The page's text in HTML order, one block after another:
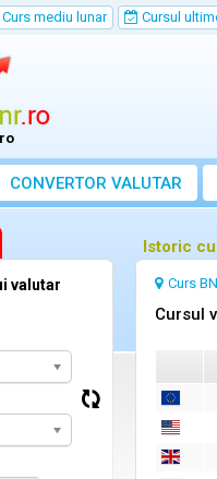
Curs mediu lunar Cursul
CONVERTOR VALUTAR
Istoric
Curs
Cursul
valutar